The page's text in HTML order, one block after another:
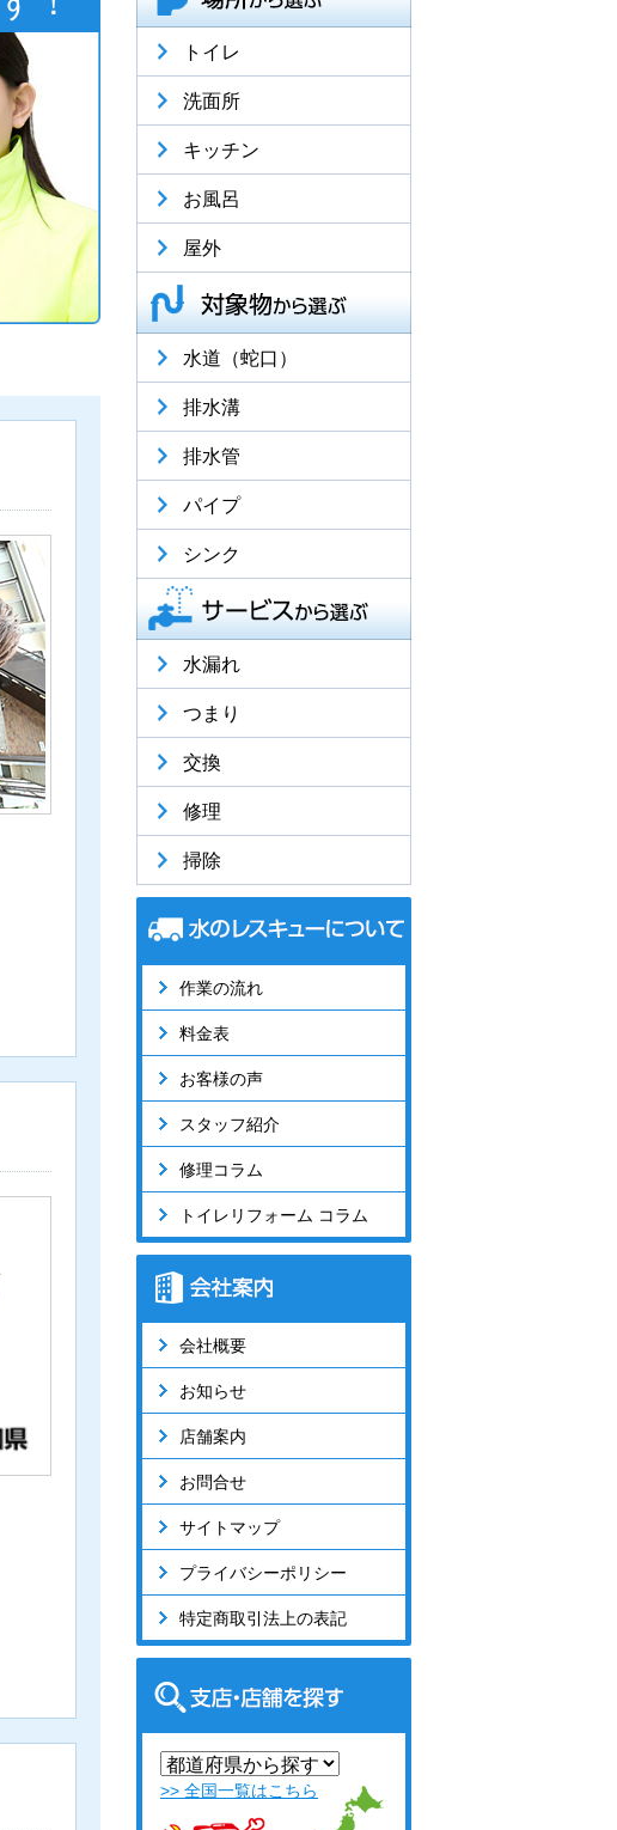
トイレ
洗面所
キッチン
お風呂
屋外
水道（蛇口）
排水溝
排水管
パイプ
シンク
水漏れ
つまり
交換
修理
掃除
作業の流れ
料金表
お客様の声
スタッフ紹介
修理コラム
トイレリフォーム コラム
会社概要
お知らせ
店舗案内
お問合せ
サイトマップ
プライバシーポリシー
特定商取引法上の表記
>> 全国一覧はこちら